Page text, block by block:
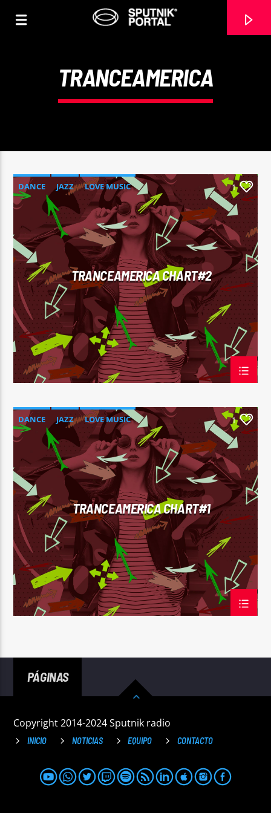
CANCIÓN ACTUAL
NO TITLES AVAILABLE
Sputnik radio | 105.4
TRANCEAMERICA
DANCE JAZZ
LOVE MUSIC
SPRING CHART
TRANCEAMERICA
1
TRANCEAMERICA CHART#2
DANCE JAZZ
LOVE MUSIC
SPRING CHART
TRANCEAMERICA
1
TRANCEAMERICA CHART#1
PÁGINAS
Copyright 2014-2024 Sputnik radio
INICIO NOTICIAS EQUIPO CONTACTO